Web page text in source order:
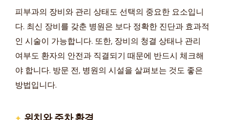
피부과의 장비와 관리 상태도 선택의 중요한 요소입니
다. 최신 장비를 갖춘 병원은 보다 정확한 진단과 효과적
인 시술이 가능합니다. 또한, 장비의 청결 상태나 관리
여부도 환자의 안전과 직결되기 때문에 반드시 체크해
야 합니다. 방문 전, 병원의 시설을 살펴보는 것도 좋은
방법입니다.
위치와 주차 환경